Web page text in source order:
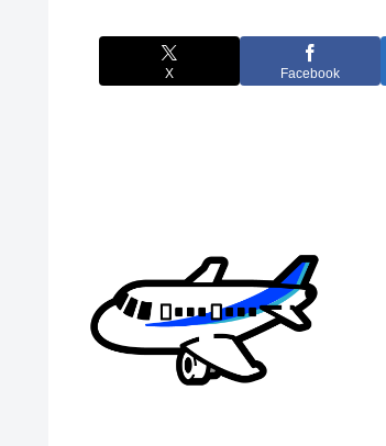
X Facebook